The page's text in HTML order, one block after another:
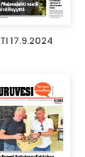
TI 17.9.2024